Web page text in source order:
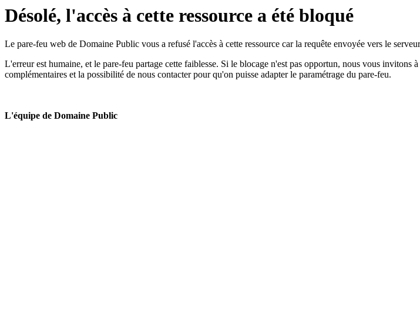
Désolé, l'accès à cette ressource a été bloqué
Le pare-feu web de Domaine Public vous a refusé l'accès à cette ressource car la requête envoyée vers le
L'erreur est humaine, et le pare-feu partage cette faiblesse. Si le blocage n'est pas opportun, nous vous invitons
complémentaires et la possibilité de nous contacter pour qu'on puisse adapter le paramétrage du pare-feu.
L'équipe de Domaine Public